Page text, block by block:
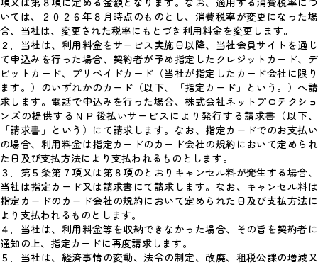
項又は第８項に定める金額となります。なお、適用する消費税率につ
いては、２０２６年８月時点のものとし、消費税率が変更になった場
合、当社は、変更された税率にもとづき利用料金を変更します。
２．当社は、利用料金をサービス実施日以降、当社会員サイトを通じ
て申込みを行った場合、契約者が予め指定したクレジットカード、デ
ビットカード、プリペイドカード（当社が指定したカード会社に限り
ます。）のいずれかのカード（以下、「指定カード」という。）へ請
求します。電話で申込みを行った場合、株式会社ネットプロテクショ
ンズの提供するＮＰ後払いサービスにより発行する請求書（以下、
「請求書」という）にて請求します。なお、指定カードでのお支払い
の場合、利用料金は指定カードのカード会社の規約において定められ
た日及び支払方法により支払われるものとします。
３．第５条第７項又は第８項のとおりキャンセル料が発生する場合、
当社は指定カード又は請求書にて請求します。なお、キャンセル料は
指定カードのカード会社の規約において定められた日及び支払方法に
より支払われるものとします。
４．当社は、利用料金等を収納できなかった場合、その旨を契約者に
通知の上、指定カードに再度請求します。
５．当社は、経済事情の変動、法令の制定、改廃、租税公課の増減又